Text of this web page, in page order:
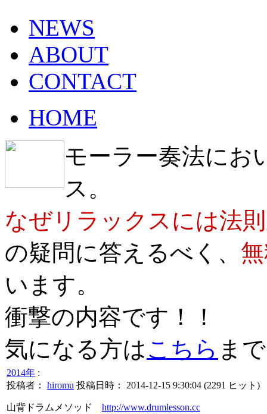
NEWS
ABOUT
CONTACT
HOME
モーラー奏法にお
ス。
なぜリラックスには法
の疑問に答えるべく、
います。
衝撃の内容です！！
気になる方はこちら まで
2014年 :
投稿者： hiromu 投稿日時： 2014-12-15 9:30:04 (2291 ヒット )
山背ドラムメソッド http://www.drumlesson.cc